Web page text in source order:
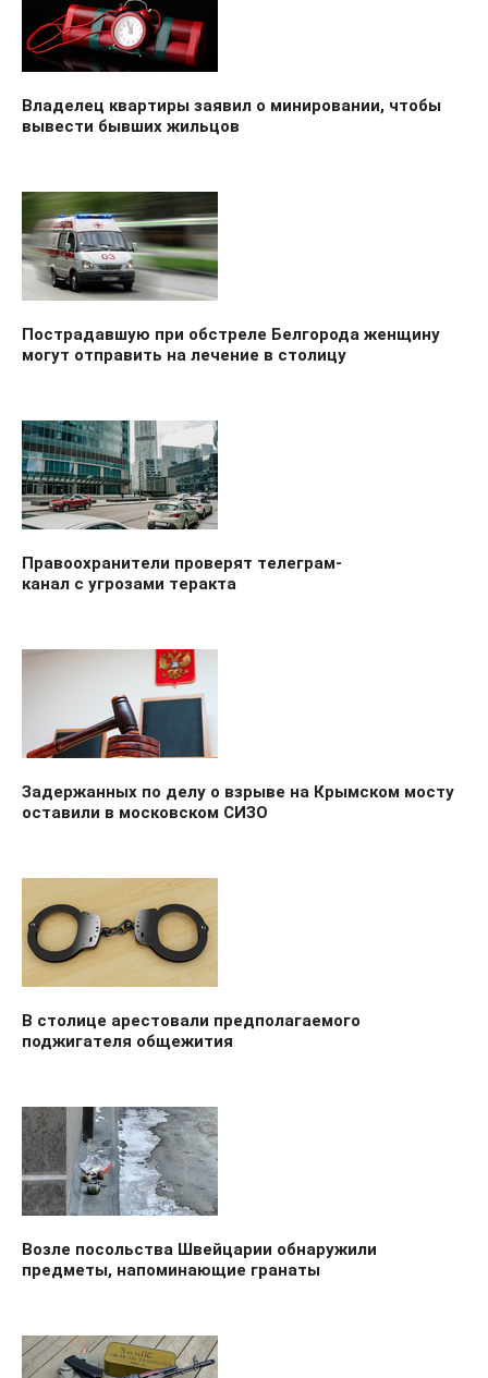
Владелец квартиры заявил о минировании, чтобы
вывести бывших жильцов
Пострадавшую при обстреле Белгорода женщину
могут отправить на лечение в столицу
Правоохранители проверят телеграм-
канал с угрозами теракта
Задержанных по делу о взрыве на Крымском мосту
оставили в московском СИЗО
В столице арестовали предполагаемого
поджигателя общежития
Возле посольства Швейцарии обнаружили
предметы, напоминающие гранаты